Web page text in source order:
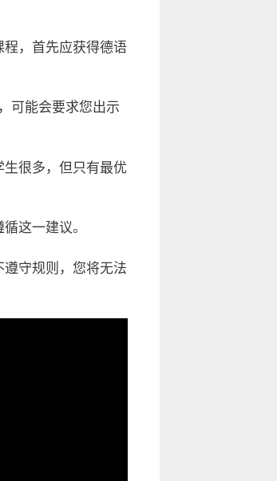
，首先应获得德语
可能会要求您出示
很多，但只有最优
这一建议。
守规则，您将无法